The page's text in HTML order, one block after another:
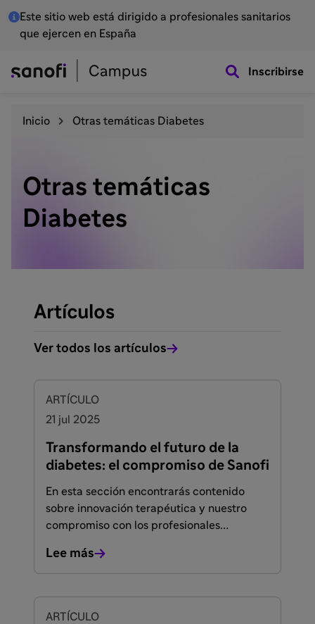
Este sitio web está dirigido a profesionales sanitarios
que ejercen en España
Inscribirse
Inicio Otras temáticas Diabetes
Otras temáticas
Diabetes
Artículos
Ver todos los artículos
ARTÍCULO
21 jul 2025
Transformando el futuro de la
diabetes: el compromiso de Sanofi
En esta sección encontrarás contenido
sobre innovación terapéutica y nuestro
compromiso con los profesionales
para mejorar la vida de las personas con
diabetes, desde la prevención hasta el
Lee más
ARTÍCULO